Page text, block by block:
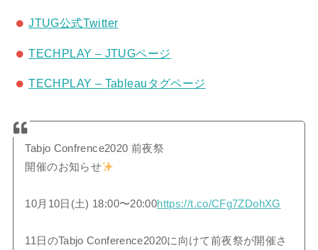
JTUG公式Twitter
TECHPLAY – JTUGページ
TECHPLAY – Tableauタグページ
Tabjo Confrence2020 前夜祭
開催のお知らせ
10月10日(土) 18:00〜20:00https://t.co/CFg7ZDohXG
11日のTabjo Conference2020に向けて前夜祭が開催さ